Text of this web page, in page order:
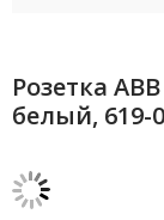
Розетка
белый, 619-